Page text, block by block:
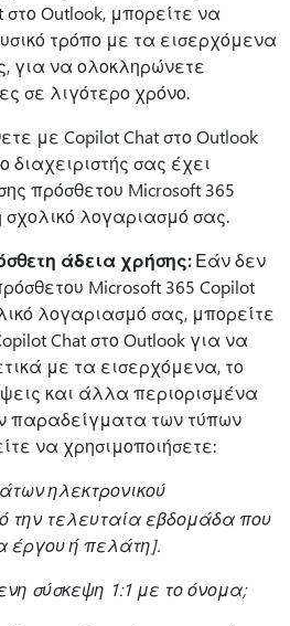
στο Outlook, μπορείτε να
τρόπο με τα εισερχόμενα
για να ολοκληρώνετε
σε λιγότερο χρόνο.
με Copilot Chat στο Outlook
σας έχει
πρόσθετου Microsoft 365
σχολικό λογαριασμό σας.
άδεια χρήσης:Εάν δεν
Microsoft 365 Copilot
λογαριασμό σας, μπορείτε
Chat στο Outlook για να
με τα εισερχόμενα, το
και άλλα περιορισμένα
παραδείγματα των τύπων
να χρησιμοποιήσετε:
ηλεκτρονικού
την τελευταία εβδομάδα που
έργου ή πελάτη].
σύσκεψη 1:1 με το όνομα;